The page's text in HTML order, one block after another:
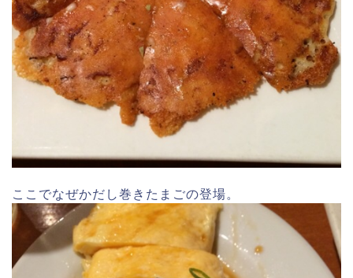
ここでなぜかだし巻きたまごの登場。